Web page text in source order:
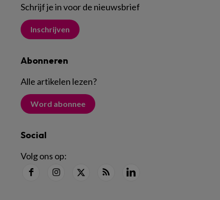
Schrijf je in voor de nieuwsbrief
Inschrijven
Abonneren
Alle artikelen lezen?
Word abonnee
Social
Volg ons op: